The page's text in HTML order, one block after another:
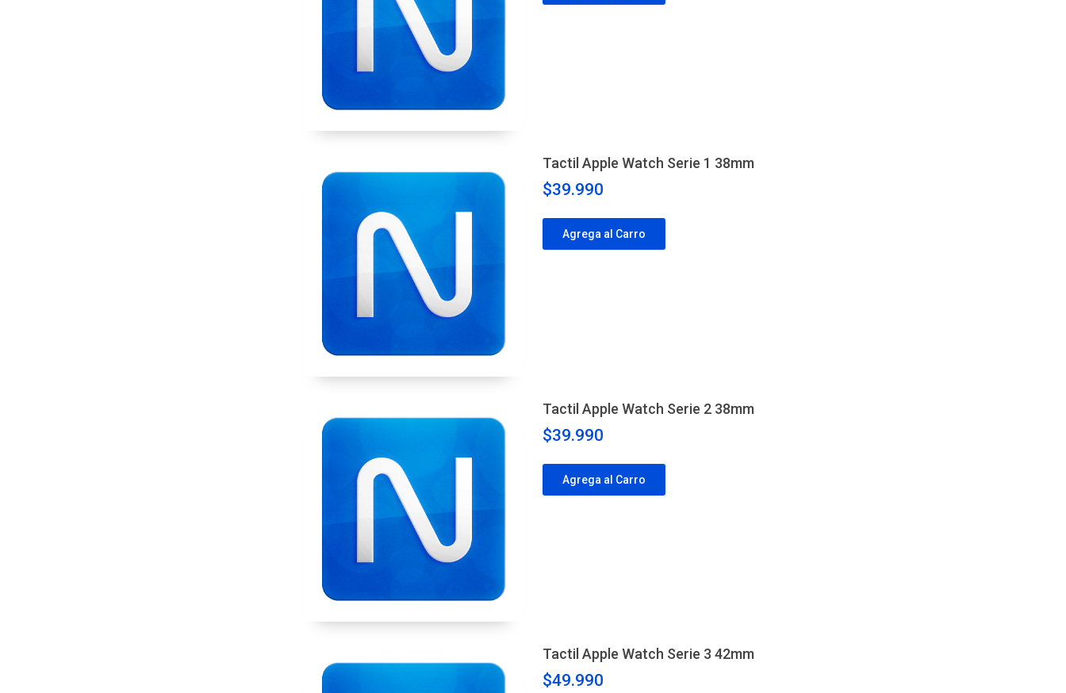
Tactil Apple Watch Serie 1 38mm
$39.990
Agrega al Carro
Tactil Apple Watch Serie 2 38mm
$39.990
Agrega al Carro
Tactil Apple Watch Serie 3 42mm
$49.990